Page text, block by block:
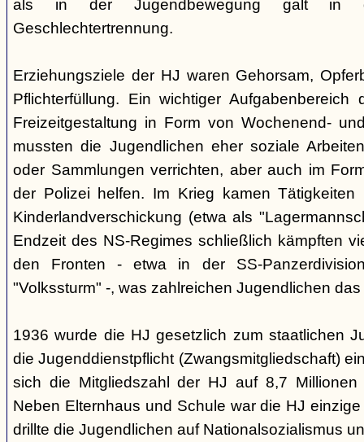
als in der Jugendbewegung galt in
Geschlechtertrennung.
Erziehungsziele der HJ waren Gehorsam,
Pflichterfüllung. Ein wichtiger
Freizeitgestaltung in Form von Wochenend-
mussten die Jugendlichen eher soziale
oder Sammlungen verrichten, aber auch im
der Polizei helfen. Im Krieg kamen
Kinderlandverschickung (etwa als
Endzeit des NS-Regimes schließlich kämpften
den Fronten - etwa in der SS-
"Volkssturm" -, was zahlreichen Jugendlichen
1936 wurde die HJ gesetzlich zum staatlichen
die Jugenddienstpflicht (Zwangsmitgliedschaft)
sich die Mitgliedszahl der HJ auf 8,7 Millionen
Neben Elternhaus und Schule war die HJ
drillte die Jugendlichen auf Nationalsozialismus